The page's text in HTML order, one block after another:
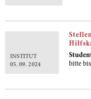
INSTITUT
05. 09. 2024
bitte